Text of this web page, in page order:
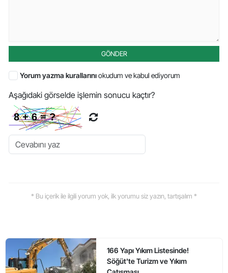
GÖNDER
Yorum yazma kurallarınıokudum ve kabul ediyorum
Aşağıdaki görselde işlemin sonucu kaçtır?
* Bu içerik ile ilgili yorum yok, ilk yorumu siz yazın, tartışalım *
166 Yapı Yıkım Listesinde!
Söğüt'te Turizm ve Yıkım